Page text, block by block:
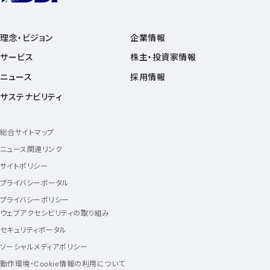
理念・ビジョン
サービス
ニュース
サステナビリティ
企業情報
株主・投資家情報
採用情報
総合サイトマップ
ニュース関連リンク
サイトポリシー
プライバシーポータル
プライバシーポリシー
ウェブアクセシビリティの取り組み
セキュリティポータル
ソーシャルメディアポリシー
動作環境・Cookie情報の利用について